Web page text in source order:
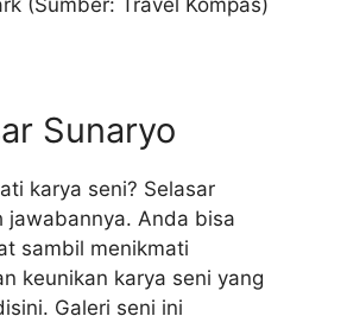
Sunaryo
karya seni? Selasar
jawabannya. Anda bisa
sambil menikmati
keunikan karya seni yang
Galeri seni ini